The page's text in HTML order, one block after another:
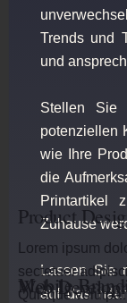
Trends und
und
Stellen Sie
potenziellen
wie Ihre
die
Printartikel
Zuhause
Lassen Sie
auf das
Mobile
Product
Lorem ipsum
sectetuer
Quisque
Web